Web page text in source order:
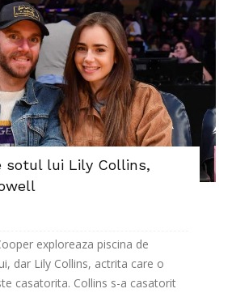
sotul lui Lily Collins,
exploreaza piscina de
dar Lily Collins, actrita care o
casatorita. Collins s-a casatorit